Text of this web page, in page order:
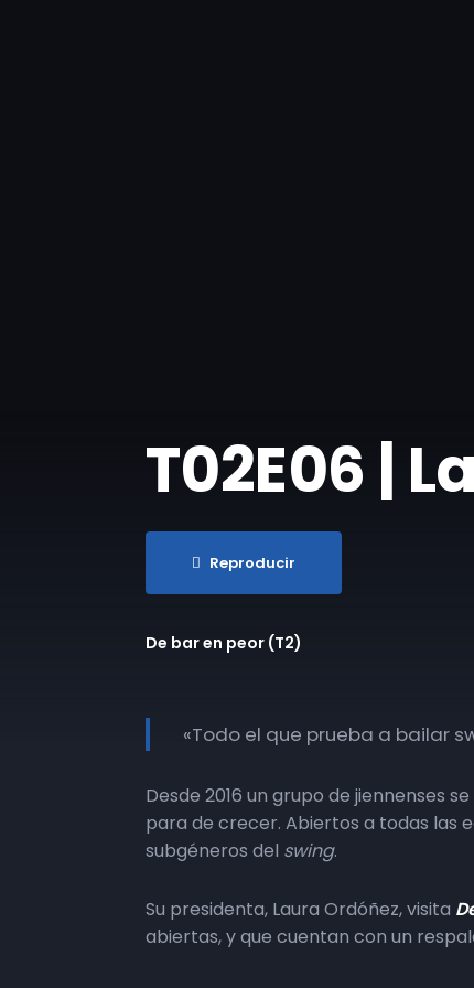
T02E06 |
Reproducir
De bar en peor (T2)
«Todo el que prueba a bailar
Desde 2016 un grupo de jiennenses
para de crecer. Abiertos a todas las
subgéneros del swing.
Su presidenta, Laura Ordóñez, visita
abiertas, y que cuentan con un